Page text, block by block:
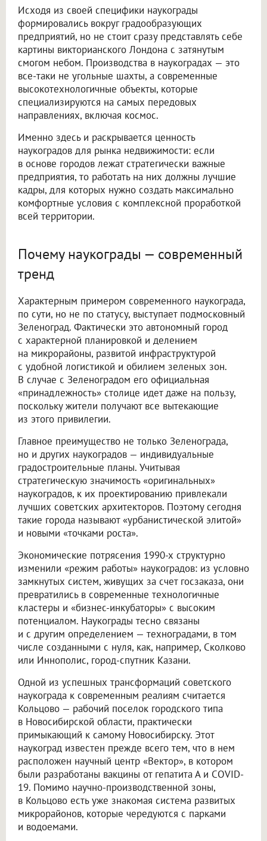
Исходя из своей специфики наукограды
формировались вокруг градообразующих
предприятий, но не стоит сразу представлять себе
картины викторианского Лондона с затянутым
смогом небом. Производства в наукоградах — это
все-таки не угольные шахты, а современные
высокотехнологичные объекты, которые
специализируются на самых передовых
направлениях, включая космос.
Именно здесь и раскрывается ценность
наукоградов для рынка недвижимости: если
в основе городов лежат стратегически важные
предприятия, то работать на них должны лучшие
кадры, для которых нужно создать максимально
комфортные условия с комплексной проработкой
всей территории.
Почему наукограды — современный
тренд
Характерным примером современного наукограда,
по сути, но не по статусу, выступает подмосковный
Зеленоград. Фактически это автономный город
с характерной планировкой и делением
на микрорайоны, развитой инфраструктурой
с удобной логистикой и обилием зеленых зон.
В случае с Зеленоградом его официальная
«принадлежность» столице идет даже на пользу,
поскольку жители получают все вытекающие
из этого привилегии.
Главное преимущество не только Зеленограда,
но и других наукоградов — индивидуальные
градостроительные планы. Учитывая
стратегическую значимость «оригинальных»
наукоградов, к их проектированию привлекали
лучших советских архитекторов. Поэтому сегодня
такие города называют «урбанистической элитой»
и новыми «точками роста».
Экономические потрясения 1990-х структурно
изменили «режим работы» наукоградов: из условно
замкнутых систем, живущих за счет госзаказа, они
превратились в современные технологичные
кластеры и «бизнес-инкубаторы» с высоким
потенциалом. Наукограды тесно связаны
и с другим определением — техноградами, в том
числе созданными с нуля, как, например, Сколково
или Иннополис, город-спутник Казани.
Одной из успешных трансформаций советского
наукограда к современным реалиям считается
Кольцово — рабочий поселок городского типа
в Новосибирской области, практически
примыкающий к самому Новосибирску. Этот
наукоград известен прежде всего тем, что в нем
расположен научный центр «Вектор», в котором
были разработаны вакцины от гепатита А и COVID-
19. Помимо научно-производственной зоны,
в Кольцово есть уже знакомая система развитых
микрорайонов, которые чередуются с парками
и водоемами.